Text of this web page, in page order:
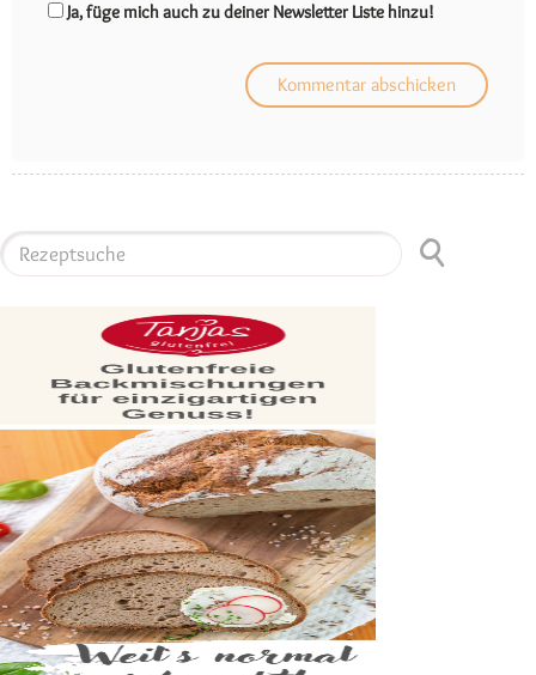
Ja, füge mich auch zu deiner Newsletter Liste hinzu!